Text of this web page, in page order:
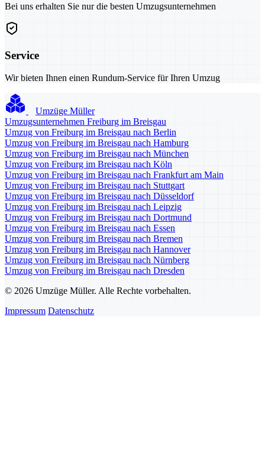
Bei uns erhalten Sie nur die besten Umzugsunternehmen
Service
Wir bieten Ihnen einen Rundum-Service für Ihren Umzug
Umzüge Müller
Umzugsunternehmen Freiburg im Breisgau
Umzug von Freiburg im Breisgau nach Berlin
Umzug von Freiburg im Breisgau nach Hamburg
Umzug von Freiburg im Breisgau nach München
Umzug von Freiburg im Breisgau nach Köln
Umzug von Freiburg im Breisgau nach Frankfurt am Main
Umzug von Freiburg im Breisgau nach Stuttgart
Umzug von Freiburg im Breisgau nach Düsseldorf
Umzug von Freiburg im Breisgau nach Leipzig
Umzug von Freiburg im Breisgau nach Dortmund
Umzug von Freiburg im Breisgau nach Essen
Umzug von Freiburg im Breisgau nach Bremen
Umzug von Freiburg im Breisgau nach Hannover
Umzug von Freiburg im Breisgau nach Nürnberg
Umzug von Freiburg im Breisgau nach Dresden
© 2026 Umzüge Müller. Alle Rechte vorbehalten.
Impressum Datenschutz